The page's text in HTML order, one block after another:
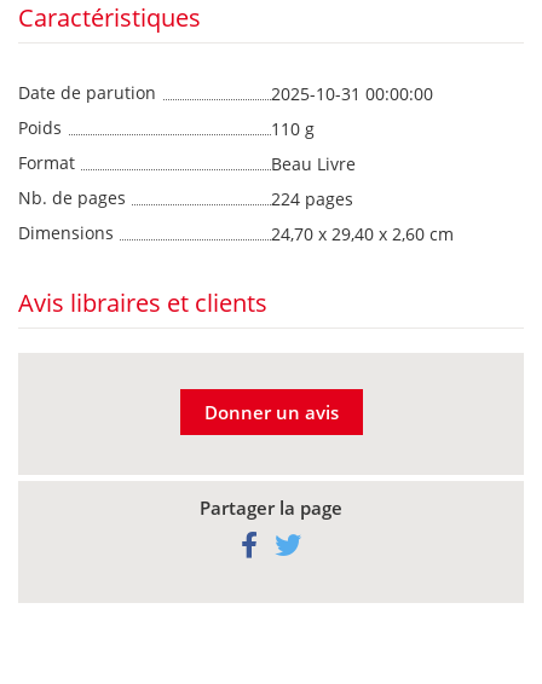
Caractéristiques
Date de parution
2025-10-31 00:00:00
Poids
110 g
Format
Beau Livre
Nb. de pages
224 pages
Dimensions
24,70 x 29,40 x 2,60 cm
Avis libraires et clients
Donner un avis
Partager la page